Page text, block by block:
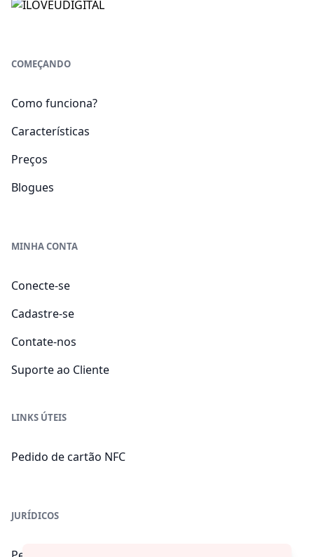
COMEÇANDO
Como funciona?
Características
Preços
Blogues
MINHA CONTA
Conecte-se
Cadastre-se
Contate-nos
Suporte ao Cliente
LINKS ÚTEIS
Pedido de cartão NFC
JURÍDICOS